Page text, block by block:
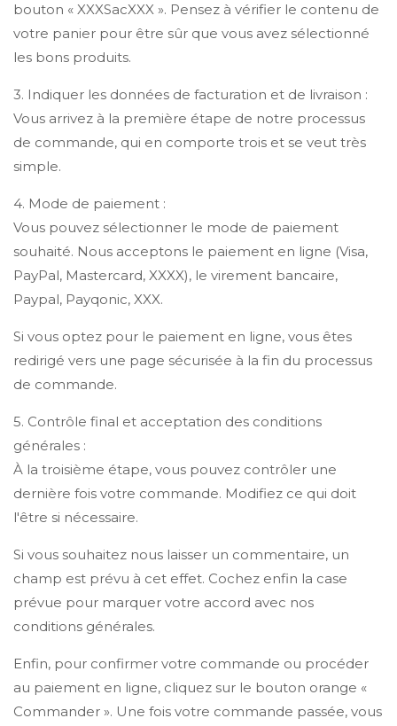
bouton « XXXSacXXX ». Pensez à vérifier le contenu de
votre panier pour être sûr que vous avez sélectionné
les bons produits.
3. Indiquer les données de facturation et de livraison :
Vous arrivez à la première étape de notre processus
de commande, qui en comporte trois et se veut très
simple.
4. Mode de paiement :
Vous pouvez sélectionner le mode de paiement
souhaité. Nous acceptons le paiement en ligne (Visa,
PayPal, Mastercard, XXXX), le virement bancaire,
Paypal, Payqonic, XXX.
Si vous optez pour le paiement en ligne, vous êtes
redirigé vers une page sécurisée à la fin du processus
de commande.
5. Contrôle final et acceptation des conditions
générales :
À la troisième étape, vous pouvez contrôler une
dernière fois votre commande. Modifiez ce qui doit
l'être si nécessaire.
Si vous souhaitez nous laisser un commentaire, un
champ est prévu à cet effet. Cochez enfin la case
prévue pour marquer votre accord avec nos
conditions générales.
Enfin, pour confirmer votre commande ou procéder
au paiement en ligne, cliquez sur le bouton orange «
Commander ». Une fois votre commande passée, vous